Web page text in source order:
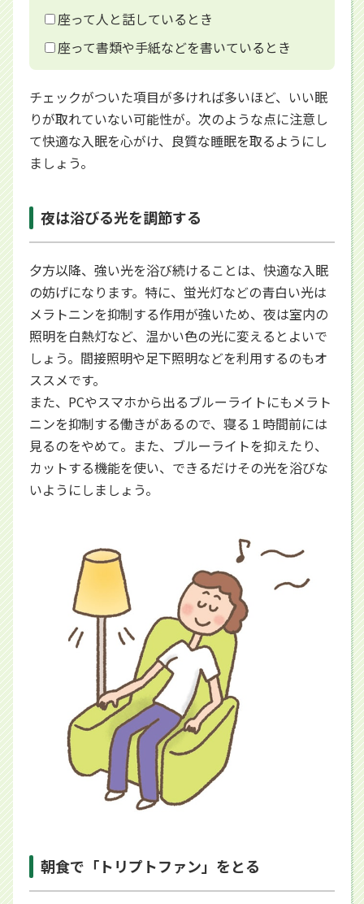
座って人と話しているとき
座って書類や手紙などを書いているとき
チェックがついた項目が多ければ多いほど、いい眠
りが取れていない可能性が。次のような点に注意し
て快適な入眠を心がけ、良質な睡眠を取るようにし
ましょう。
夜は浴びる光を調節する
夕方以降、強い光を浴び続けることは、快適な入眠
の妨げになります。特に、蛍光灯などの青白い光は
メラトニンを抑制する作用が強いため、夜は室内の
照明を白熱灯など、温かい色の光に変えるとよいで
しょう。間接照明や足下照明などを利用するのもオ
ススメです。
また、PCやスマホから出るブルーライトにもメラト
ニンを抑制する働きがあるので、寝る１時間前には
見るのをやめて。また、ブルーライトを抑えたり、
カットする機能を使い、できるだけその光を浴びな
いようにしましょう。
朝食で「トリプトファン」をとる